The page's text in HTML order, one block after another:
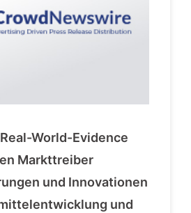
World-Evidence
Markttreiber
und Innovationen
und